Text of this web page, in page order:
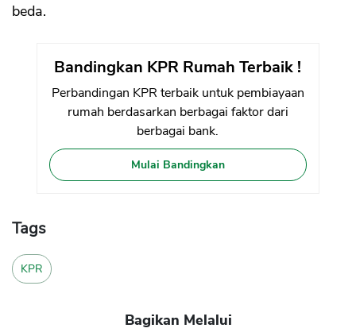
beda.
Bandingkan KPR Rumah Terbaik !
Perbandingan KPR terbaik untuk pembiayaan
rumah berdasarkan berbagai faktor dari
berbagai bank.
Mulai Bandingkan
Tags
KPR
Bagikan Melalui